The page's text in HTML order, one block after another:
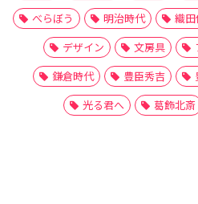
べらぼう
明治時代 織
デザイン
文房具
鎌倉時代
豊臣秀吉
光る君へ
葛飾北斎